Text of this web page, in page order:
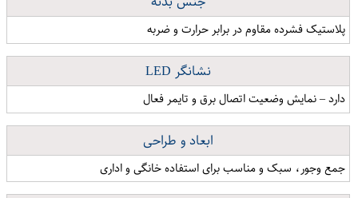
پلاستیک فشرده مقاوم در برابر حرارت و ضربه
نشانگر LED
دارد – نمایش وضعیت اتصال برق و تایمر فعال
ابعاد و طراحی
جمع وجور، سبک و مناسب برای استفاده خانگی و اداری